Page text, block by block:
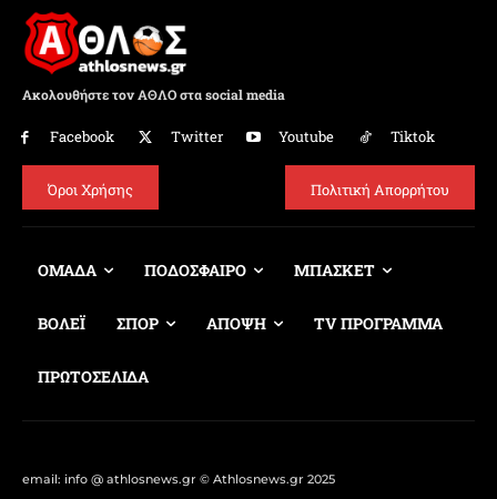
Ακολουθήστε τον ΑΘΛΟ στα social media
Facebook Twitter Youtube Tiktok
Όροι Χρήσης Πολιτική Απορρήτου
ΟΜΑΔΑ ΠΟΔΟΣΦΑΙΡΟ ΜΠΑΣΚΕΤ
ΒΟΛΕΪ ΣΠΟΡ ΑΠΟΨΗ TV ΠΡΟΓΡΑΜΜΑ
ΠΡΩΤΟΣΕΛΙΔΑ
email: info @ athlosnews.gr © Athlosnews.gr 2025